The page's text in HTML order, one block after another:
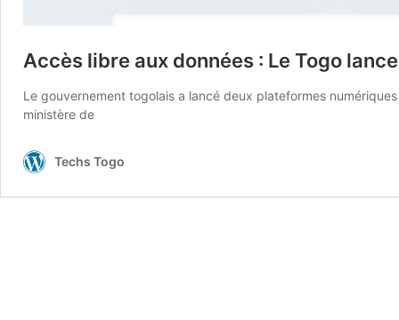
Accès libre aux données : Le Togo
Le gouvernement togolais a lancé deux plateformes
ministère de
Techs Togo